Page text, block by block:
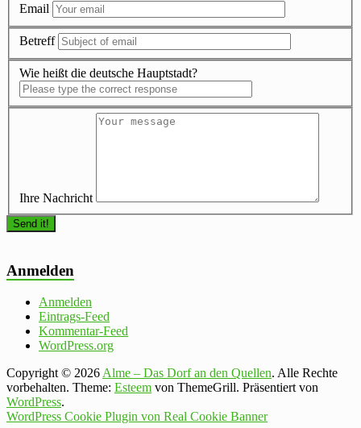
Email
Betreff
Wie heißt die deutsche Hauptstadt?
Ihre Nachricht
Anmelden
Anmelden
Eintrags-Feed
Kommentar-Feed
WordPress.org
Copyright © 2026 Alme – Das Dorf an den Quellen. Alle Rechte
vorbehalten. Theme: Esteem von ThemeGrill. Präsentiert von
WordPress.
WordPress Cookie Plugin von Real Cookie Banner